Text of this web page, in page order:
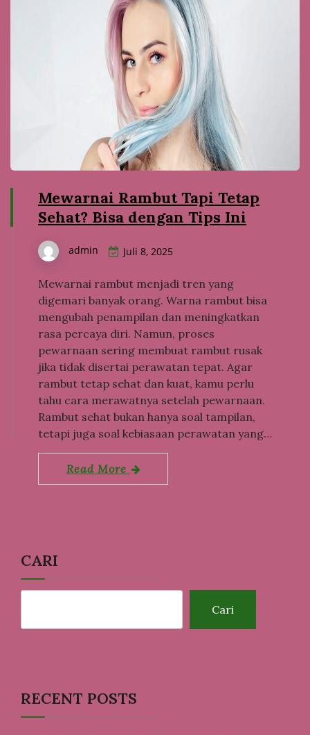
Mewarnai Rambut Tapi Tetap
Sehat? Bisa dengan Tips Ini
admin Juli 8, 2025
Mewarnai rambut menjadi tren yang
digemari banyak orang. Warna rambut bisa
mengubah penampilan dan meningkatkan
rasa percaya diri. Namun, proses
pewarnaan sering membuat rambut rusak
jika tidak disertai perawatan tepat. Agar
rambut tetap sehat dan kuat, kamu perlu
tahu cara merawatnya setelah pewarnaan.
Rambut sehat bukan hanya soal tampilan,
tetapi juga soal kebiasaan perawatan yang…
Read More
CARI
Cari
RECENT POSTS